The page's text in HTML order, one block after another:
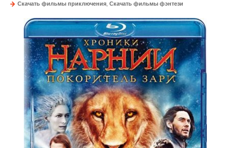
Скачать фильмы приключения Скачать фильмы фэнтези